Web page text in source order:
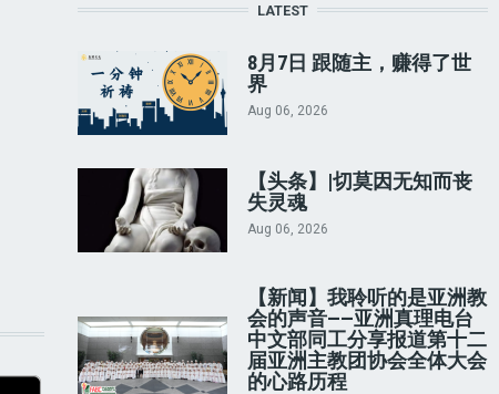
LATEST
8月7日 跟随主，赚得了世
界
Aug 06, 2026
【头条】|切莫因无知而丧
失灵魂
Aug 06, 2026
【新闻】我聆听的是亚洲教
会的声音——亚洲真理电台
中文部同工分享报道第十二
届亚洲主教团协会全体大会
的心路历程